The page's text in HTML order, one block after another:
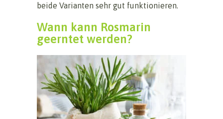
beide Varianten sehr gut funktionieren.
Wann kann Rosmarin
geerntet werden?